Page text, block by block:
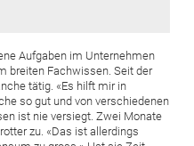
Aufgaben im Unternehmen
breiten Fachwissen. Seit der
tätig. «Es hilft mir in
so gut und von verschiedenen
ist nie versiegt. Zwei Monate
zu. «Das ist allerdings